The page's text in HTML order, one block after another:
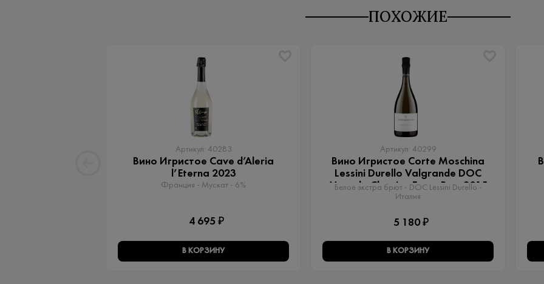
ПОХОЖИЕ
Артикул: 40283
Вино Игристое Cave d’Aleria
l’Eterna 2023
Франция - Мускат - 6%
4 695 ₽
В КОРЗИНУ
Артикул: 40299
Вино Игристое Corte Moschina
Lessini Durello Valgrande DOC
Metodo Classico Extra Brut 2015
Белое экстра брют - DOC Lessini Durello -
Италия
5 180 ₽
В КОРЗИНУ